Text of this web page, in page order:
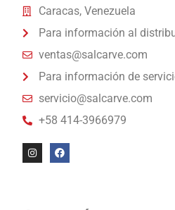
Caracas, Venezuela
Para información al
ventas@salcarve.com
Para información de
servicio@salcarve.com
+58 414-3966979